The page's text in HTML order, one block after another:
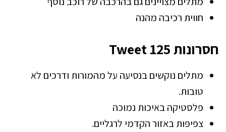
חווית רכיבה מהנה
חסרונות Tweet 125
מתלים נוקשים בנסיעה על מהמורות ודרכים לא
טובות.
פלסטיקה באיכות נמוכה
צפיפות באזור הקדמי לרגליים.